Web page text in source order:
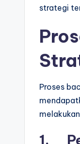
strategi
Proses
1.